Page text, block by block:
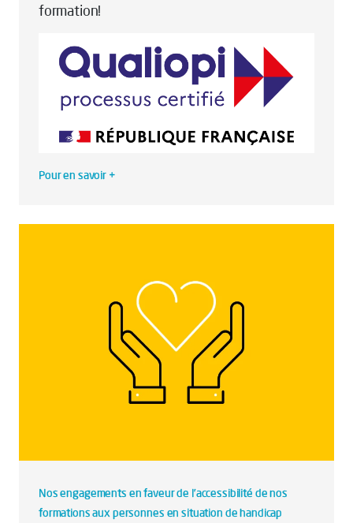
formation!
Pour en savoir +
Nos engagements en faveur de l’accessibilité de nos
formations aux personnes en situation de handicap